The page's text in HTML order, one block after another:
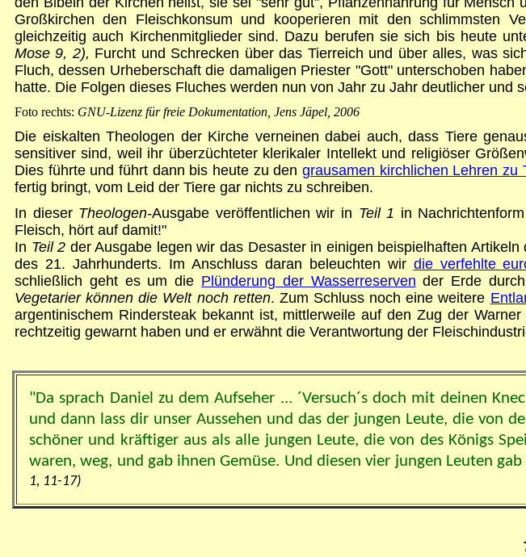
Großkirchen den Fleischkonsum und kooperieren mit den schlimmsten
gleichzeitig auch Kirchenmitglieder sind. Dazu berufen sie sich bis heute
Mose 9, 2), Furcht und Schrecken über das Tierreich und über alles, was
Fluch, dessen Urheberschaft die damaligen Priester "Gott" unterschoben
hatte. Die Folgen dieses Fluches werden nun von Jahr zu Jahr deutlicher und
Foto rechts: GNU-Lizenz für freie Dokumentation, Jens Jäpel, 2006
Die eiskalten Theologen der Kirche verneinen dabei auch, dass Tiere
sensitiver sind, weil ihr überzüchteter klerikaler Intellekt und religiöser
Dies führte und führt dann bis heute zu den grausamen kirchlichen Lehren zu
fertig bringt, vom Leid der Tiere gar nichts zu schreiben.
In dieser Theologen-Ausgabe veröffentlichen wir in Teil 1 in
Fleisch, hört auf damit!"
In Teil 2 der Ausgabe legen wir das Desaster in einigen beispielhaften
des 21. Jahrhunderts. Im Anschluss daran beleuchten wir die verfehlte
schließlich geht es um die Plünderung der Wasserreserven der Erde
Vegetarier können die Welt noch retten. Zum Schluss noch eine weitere
argentinischem Rindersteak bekannt ist, mittlerweile auf den Zug der
rechtzeitig gewarnt haben und er erwähnt die Verantwortung der
"Da sprach Daniel zu dem Aufseher ... ´Versuch´s doch mit deinen
und dann lass dir unser Aussehen und das der jungen Leute, die von
schöner und kräftiger aus als alle jungen Leute, die von des Königs
waren, weg, und gab ihnen Gemüse. Und diesen vier jungen Leuten
1, 11-17)